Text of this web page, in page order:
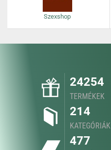
Szexshop
24254
TERMÉKEK
214
KATEGÓRIÁK
477